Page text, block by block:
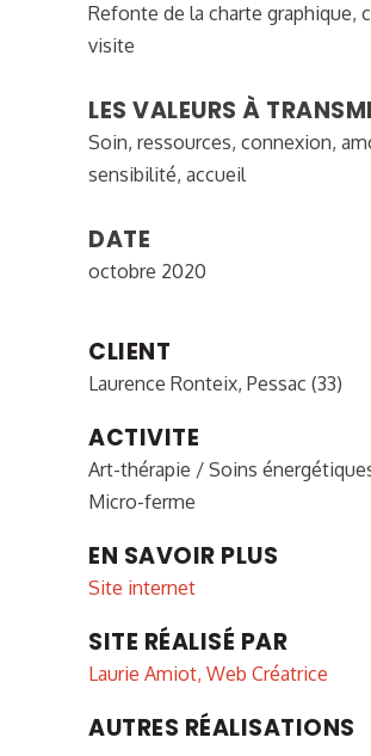
Refonte de la charte graphique,
visite
LES VALEURS À
Soin, ressources, connexion,
sensibilité, accueil
DATE
octobre 2020
CLIENT
Laurence Ronteix, Pessac (33)
ACTIVITE
Art-thérapie / Soins
Micro-ferme
EN SAVOIR PLUS
Site internet
SITE RÉALISÉ PAR
Laurie Amiot, Web Créatrice
AUTRES RÉALISATIONS